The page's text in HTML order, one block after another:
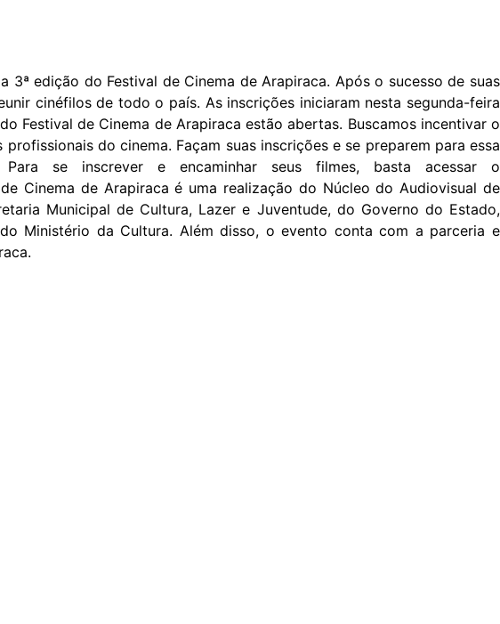
edição do Festival de Cinema de Arapiraca. Após o sucesso de suas
cinéfilos de todo o país. As inscrições iniciaram nesta segunda-feira
Festival de Cinema de Arapiraca estão abertas. Buscamos incentivar o
do cinema. Façam suas inscrições e se preparem para essa
se inscrever e encaminhar seus filmes, basta acessar o
Cinema de Arapiraca é uma realização do Núcleo do Audiovisual de
Municipal de Cultura, Lazer e Juventude, do Governo do Estado,
Ministério da Cultura. Além disso, o evento conta com a parceria e